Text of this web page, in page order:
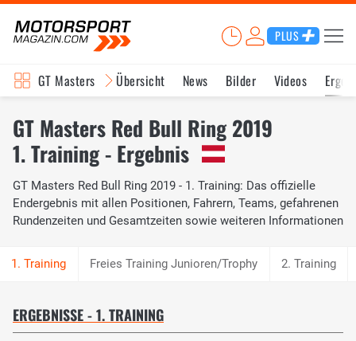
PLUS
GT Masters Übersicht News Bilder Videos
GT Masters Red Bull Ring 2019
1. Training - Ergebnis
GT Masters Red Bull Ring 2019 - 1. Training: Das offizielle
Endergebnis mit allen Positionen, Fahrern, Teams, gefahrenen
Rundenzeiten und Gesamtzeiten sowie weiteren Informationen
Freies Training Junioren/Trophy 2. Training
ERGEBNISSE - 1. TRAINING